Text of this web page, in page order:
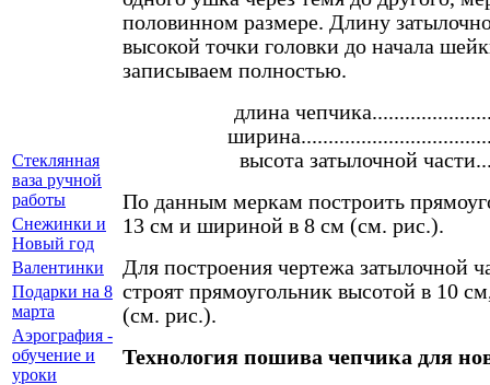
половинном размере. Длину
высокой точки головки до начала
записываем полностью.
длина
высота затылочной
По данным меркам построить
13 см и шириной в 8 см (см. рис.).
Для построения чертежа затылочной
строят прямоугольник высотой в 10
(см. рис.).
Технология пошива чепчика для
Стеклянная
ваза ручной
работы
Снежинки и
Новый год
Валентинки
Подарки на 8
марта
Аэрография -
обучение и
уроки